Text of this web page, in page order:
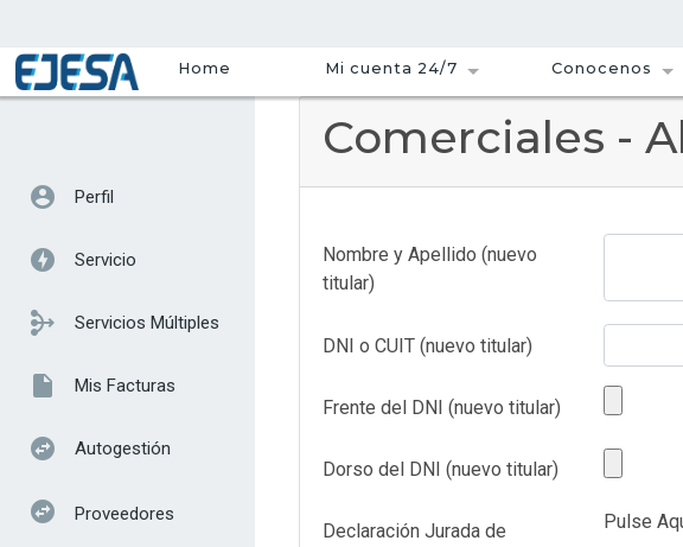
Home Mi cuenta 24/7 Conocenos
account_circle Perfil
offline_bolt Servicio
mediation Servicios Múltiples
insert_drive_file Mis Facturas
swap_horizontal_circle Autogestión
swap_horizontal_circle Proveedores
Comerciales -
Nombre y Apellido (nuevo
titular)
DNI o CUIT (nuevo titular)
Frente del DNI (nuevo titular)
Dorso del DNI (nuevo titular)
Declaración Jurada de
Pulse